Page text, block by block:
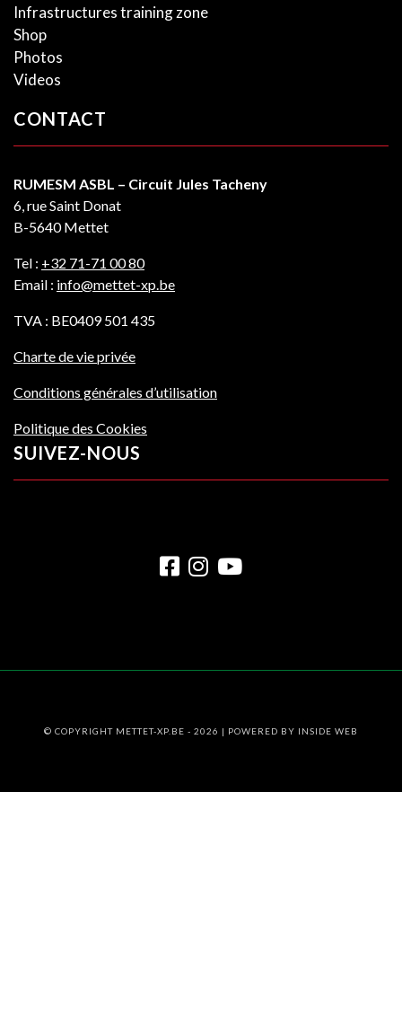
Infrastructures training zone
Shop
Photos
Videos
CONTACT
RUMESM ASBL – Circuit Jules Tacheny
6, rue Saint Donat
B-5640 Mettet
Tel : +32 71-71 00 80
Email : info@mettet-xp.be
TVA : BE0409 501 435
Charte de vie privée
Conditions générales d’utilisation
Politique des Cookies
SUIVEZ-NOUS
© COPYRIGHT METTET-XP.BE - 2026 | POWERED BY INSIDE WEB